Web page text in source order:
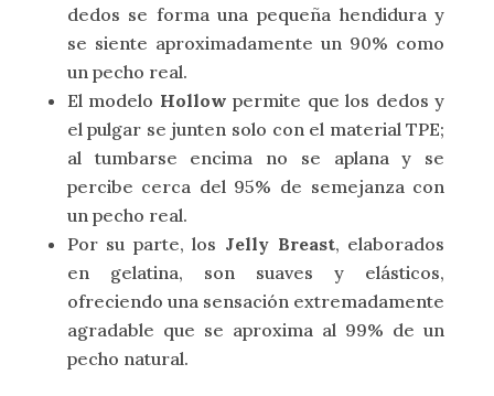
dedos se forma una pequeña hendidura y
se siente aproximadamente un 90% como
un pecho real.
El modelo Hollow permite que los dedos y
el pulgar se junten solo con el material TPE;
al tumbarse encima no se aplana y se
percibe cerca del 95% de semejanza con
un pecho real.
Por su parte, los Jelly Breast, elaborados
en gelatina, son suaves y elásticos,
ofreciendo una sensación extremadamente
agradable que se aproxima al 99% de un
pecho natural.